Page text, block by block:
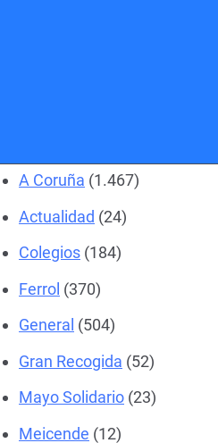
A Coruña (1.467)
Actualidad (24)
Colegios (184)
Ferrol (370)
General (504)
Gran Recogida (52)
Mayo Solidario (23)
Meicende (12)